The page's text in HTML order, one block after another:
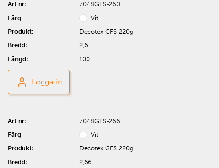
7048GFS-260
Vit
Decotex GFS 220g
2,6
100
Logga in
7048GFS-266
Vit
Decotex GFS 220g
2,66